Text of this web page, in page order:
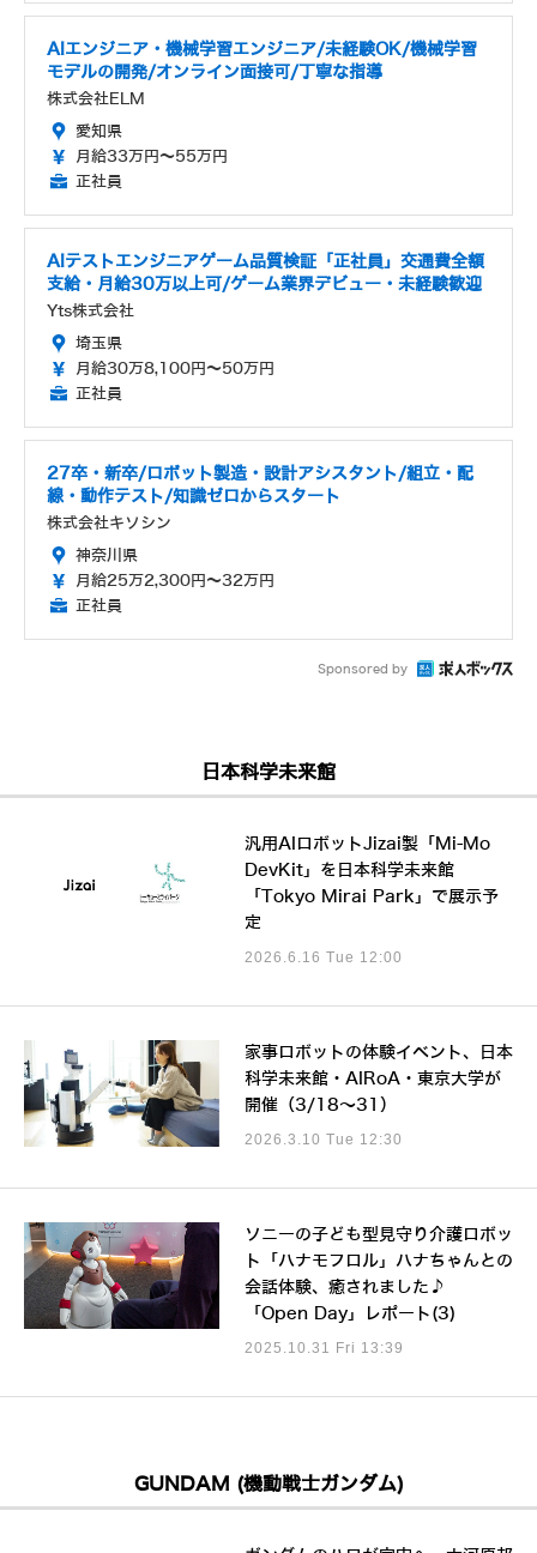
AIエンジニア・機械学習エンジニア/未経験OK/機械学習
モデルの開発/オンライン面接可/丁寧な指導
株式会社ELM
愛知県
月給33万円～55万円
正社員
AIテストエンジニアゲーム品質検証「正社員」交通費全額
支給・月給30万以上可/ゲーム業界デビュー・未経験歓迎
Yts株式会社
埼玉県
月給30万8,100円～50万円
正社員
27卒・新卒/ロボット製造・設計アシスタント/組立・配
線・動作テスト/知識ゼロからスタート
株式会社キソシン
神奈川県
月給25万2,300円～32万円
正社員
Sponsored by
日本科学未来館
汎用AIロボットJizai製「Mi-Mo
DevKit」を日本科学未来館
「Tokyo Mirai Park」で展示予
定
2026.6.16 Tue 12:00
家事ロボットの体験イベント、日本
科学未来館・AIRoA・東京大学が
開催（3/18～31）
2026.3.10 Tue 12:30
ソニーの子ども型見守り介護ロボッ
ト「ハナモフロル」ハナちゃんとの
会話体験、癒されました♪
「Open Day」レポート(3)
2025.10.31 Fri 13:39
GUNDAM (機動戦士ガンダム)